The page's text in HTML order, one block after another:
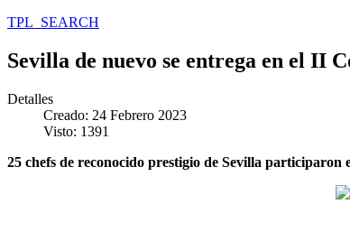
TPL_SEARCH
Sevilla de nuevo se entrega en el II
Detalles
Creado: 24 Febrero 2023
Visto: 1391
25 chefs de reconocido prestigio de Sevilla